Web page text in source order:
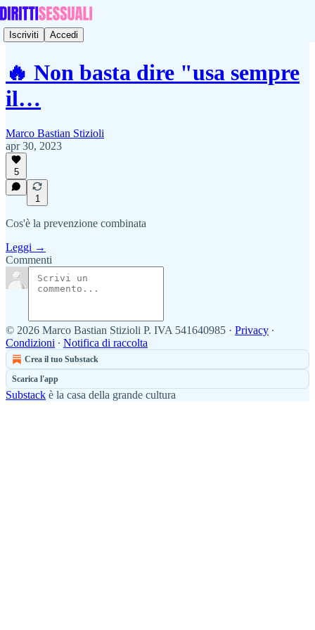
Iscriviti Accedi
🔥 Non basta dire "usa sempre
il…
Marco Bastian Stizioli
apr 30, 2023
5
1
Cos'è la prevenzione combinata
Leggi →
Commenti
© 2026 Marco Bastian Stizioli P. IVA 541640985 · Privacy ∙
Condizioni ∙ Notifica di raccolta
Crea il tuo Substack
Scarica l'app
Substack è la casa della grande cultura